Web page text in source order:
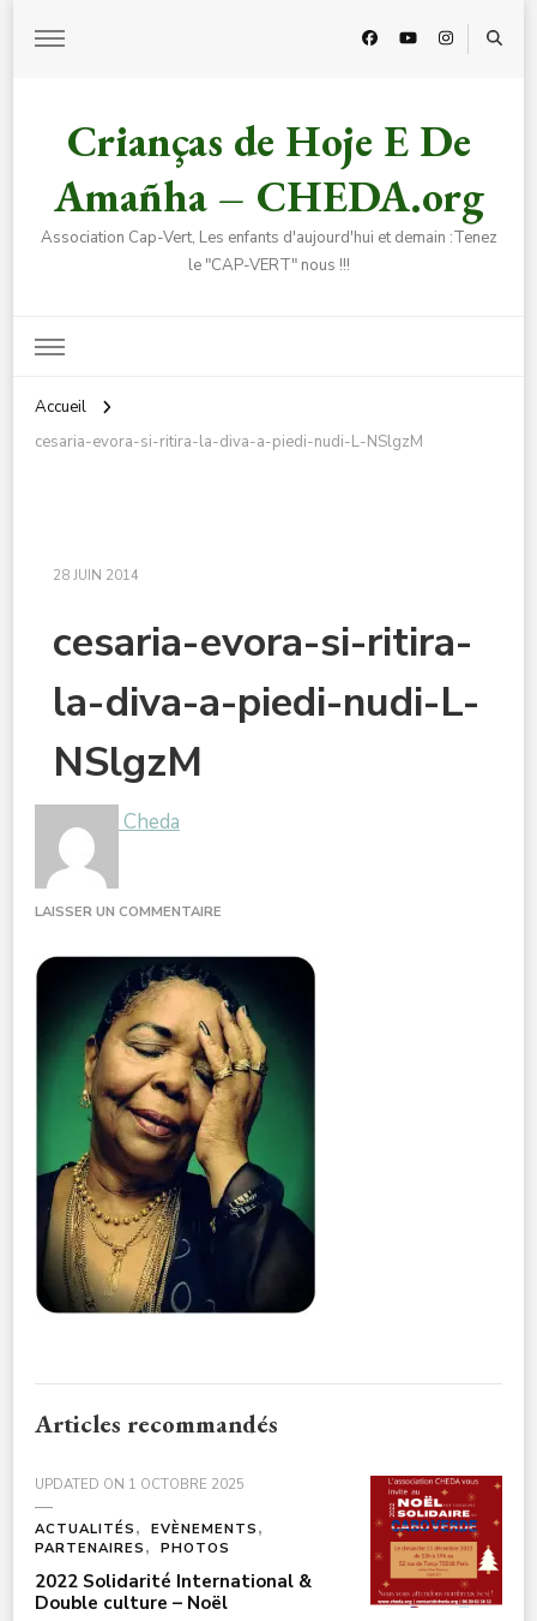
Crianças de Hoje E De
Amañha – CHEDA.org
Association Cap-Vert, Les enfants d'aujourd'hui et demain :Tenez
le "CAP-VERT" nous !!!
Accueil
cesaria-evora-si-ritira-la-diva-a-piedi-nudi-L-NSlgzM
28 JUIN 2014
cesaria-evora-si-ritira-
la-diva-a-piedi-nudi-L-
NSlgzM
Cheda
LAISSER UN COMMENTAIRE
EVORA-
SI-
RITIRA-
LA-
DIVA-
A-
PIEDI-
NUDI-
L-
NSLGZM
Articles recommandés
UPDATED ON 1 OCTOBRE 2025
ACTUALITÉS
EVÈNEMENTS
PARTENAIRES
PHOTOS
2022 Solidarité International &
Double culture – Noël